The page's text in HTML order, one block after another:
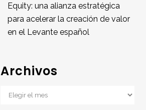
Equity: una alianza estratégica
para acelerar la creación de valor
en el Levante español
Archivos
Archivos